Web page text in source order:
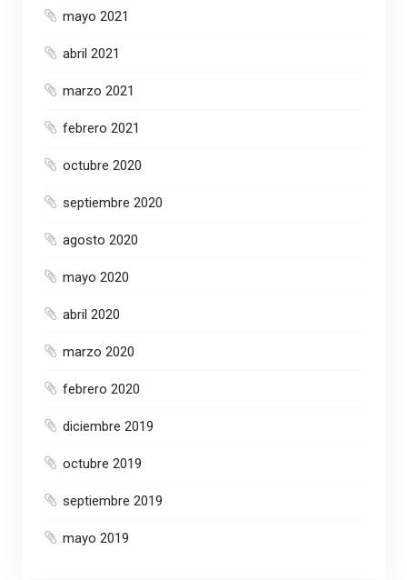
mayo 2021
abril 2021
marzo 2021
febrero 2021
octubre 2020
septiembre 2020
agosto 2020
mayo 2020
abril 2020
marzo 2020
febrero 2020
diciembre 2019
octubre 2019
septiembre 2019
mayo 2019